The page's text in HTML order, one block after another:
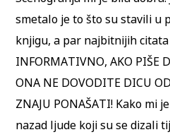
smetalo je to što su stavili u
knjigu, a par najbitnijih citata
INFORMATIVNO, AKO PIŠE
ONA NE DOVODITE DICU
ZNAJU PONAŠATI! Kako mi
nazad ljude koji su se dizali